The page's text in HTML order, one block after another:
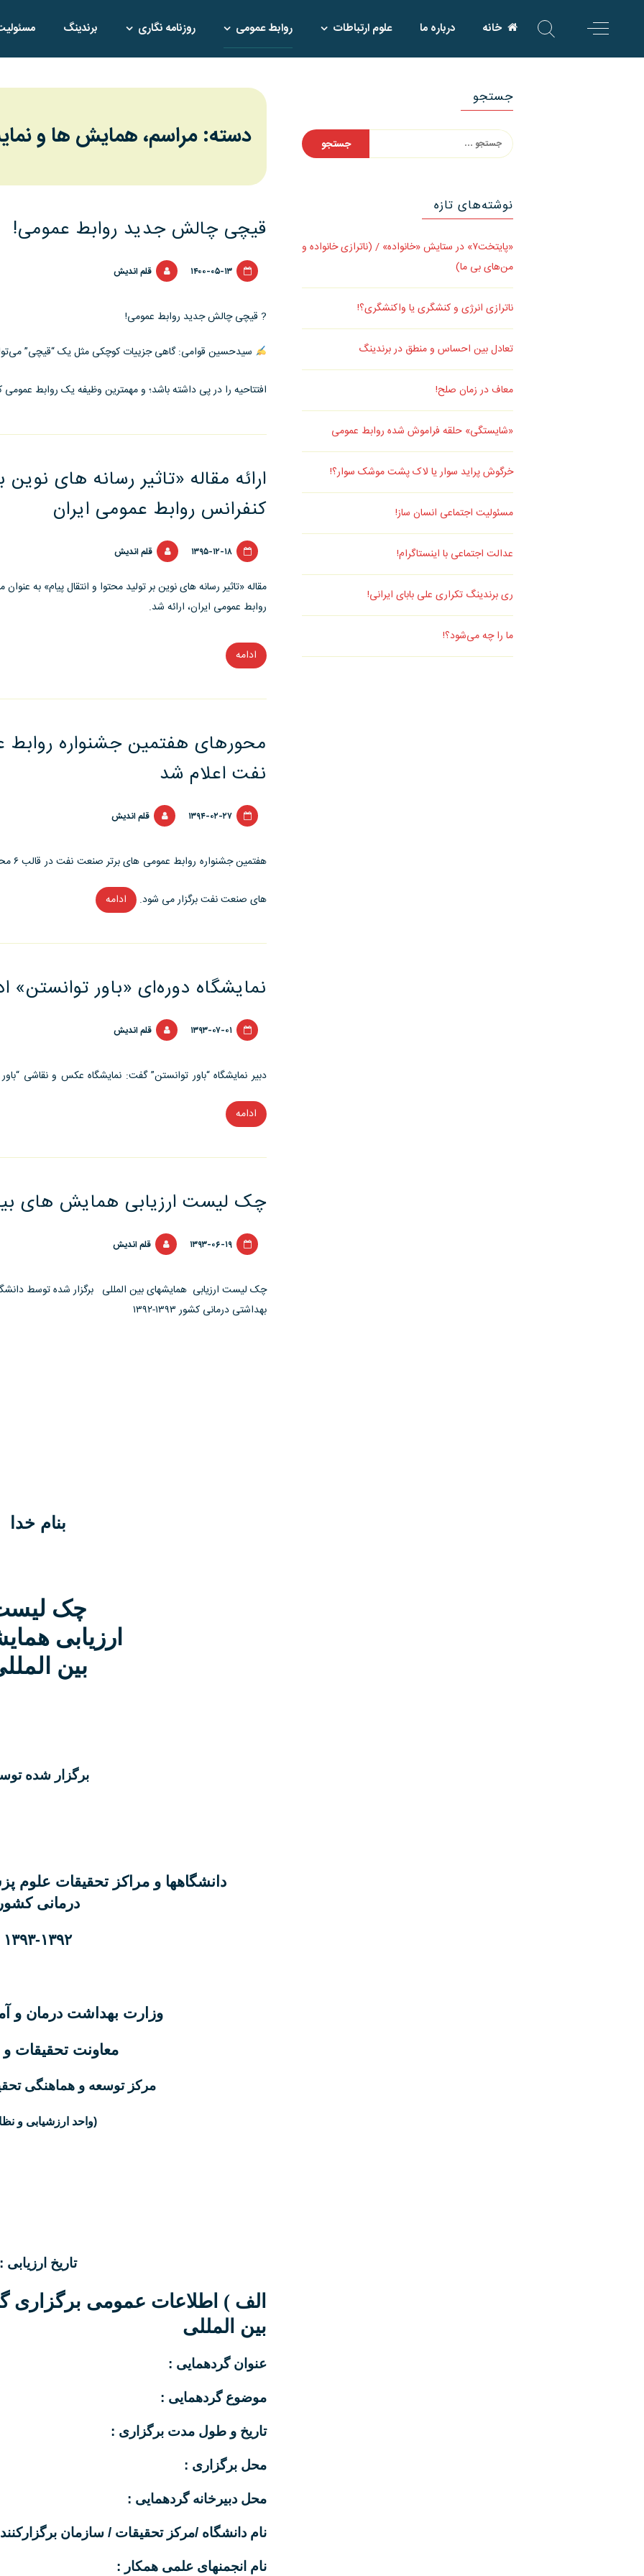
خانه درباره ما علوم ارتباطات روابط عمومی روزنامه نگاری برندینگ
دسته: مراسم، همايش ها و
قیچی چالش جدید روابط عمومی!
۱۴۰۰-۰۵-۱۳ قلم اندیش
? قیچی چالش جدید روابط عمومی!
سیدحسین قوامی: گاهی جزییات کوچکی مثل یک “قیچی”
افتتاحیه را در پی داشته باشد؛ و مهمترین وظیفه یک روابط
ارائه مقاله «تاثیر رسانه های نوین
کنفرانس روابط عمومی ایران
۱۳۹۵-۱۲-۱۸ قلم اندیش
مقاله «تاثیر رسانه های نوین بر تولید محتوا و انتقال پیام» به
روابط عمومی ایران، ارائه شد.
ادامه “ارائه
«تاثیر
های
نوین
بر
محتوا»
کنفرانس
عمومی
محورهای هفتمین جشنواره
نفت اعلام شد
۱۳۹۴-۰۲-۲۷ قلم اندیش
های صنعت نفت برگزار می شود. ادامه “محورهای
جشنواره
عمومی
های
اعلام
نمایشگاه دوره‌ای «باور توانستن»
۱۳۹۳-۰۷-۰۱ قلم اندیش
دبیر نمایشگاه “باور توانستن” گفت: نمایشگاه عکس و نقاشی
ادامه “نمایشگاه
«باور
ادامه
دارد”
چک لیست ارزیابی همایش های
۱۳۹۳-۰۶-۱۹ قلم اندیش
چک لیست ارزیابی همایشهای بین المللی برگزار شده توسط
بهداشتی درمانی کشور ۱۳۹۳-۱۳۹۲
بنام خدا
چک
ارزیابی
بین
برگزار شده
دانشگاهها و مراکز تحقیقات علوم
درمانی کشور
۱۳۹۳-۱۳۹۲
وزارت بهداشت درمان و
معاونت تحقیقات و
مرکز توسعه و هماهنگی
(واحد ارزشیابی و
تاریخ ارزیابی :
الف ) اطلاعات عمومی برگزاری
بین المللی
عنوان گردهمایی :
موضوع گردهمایی :
تاریخ و طول مدت برگزاری :
محل برگزاری :
محل دبیرخانه گردهمایی :
نام دانشگاه /مرکز تحقیقات / سازمان
نام انجمنهای علمی همکار :
جستجو
جستجو
برای:
نوشته‌های تازه
«پایتخت۷» در ستایش «خانواده» / (ناترازی خانواده و
من‌های بی ما)
ناترازی انرژی و کنشگری یا واکنشگری؟!
تعادل بین احساس و منطق در برندینگ
معاف در زمان صلح!
«شایستگی» حلقه فراموش شده روابط عمومی
خرگوش پراید سوار یا لاک پشت موشک سوار؟!
مسئولیت اجتماعی انسان ساز!
عدالت اجتماعی با اینستاگرام!
ری برندینگ تکراری علی بابای ایرانی!
ما را چه می‌شود؟!